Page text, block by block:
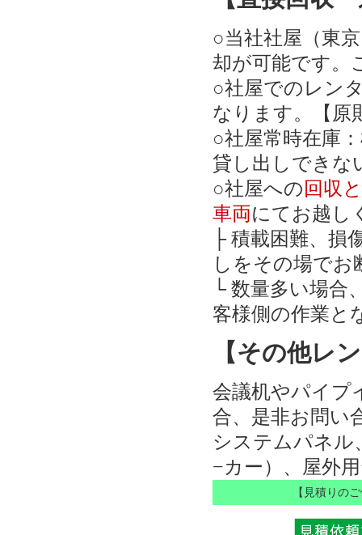
○当社社屋（東
却が可能です。
○社屋でのレン
なります。【原
○社屋常時在庫
貸し出しできな
○社屋への 回収
車両にてお越し
├ 積載困難、損
しをその場でお
└ 数量多い場合
客様側の作業と
【その他レ
会議机やパイプ
合、是非お問い
システムパネル
−カー）、屋外
【見積りの